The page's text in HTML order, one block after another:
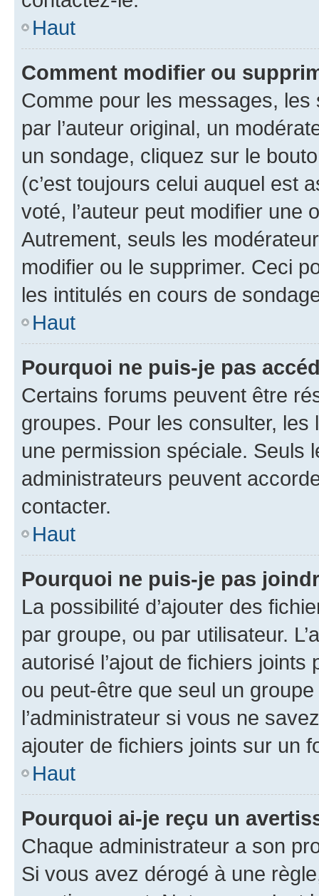
Haut
Comment modifier ou
Comme pour les messages,
par l’auteur original, un
un sondage, cliquez sur le
(c’est toujours celui auquel est
voté, l’auteur peut modifier une
Autrement, seuls les
modifier ou le supprimer. Ceci
les intitulés en cours de
Haut
Pourquoi ne puis-je pas
Certains forums peuvent être
groupes. Pour les consulter,
une permission spéciale. Seuls
administrateurs peuvent
contacter.
Haut
Pourquoi ne puis-je pas
La possibilité d’ajouter des
par groupe, ou par utilisateur.
autorisé l’ajout de fichiers
ou peut-être que seul un
l’administrateur si vous ne
ajouter de fichiers joints sur un
Haut
Pourquoi ai-je reçu un
Chaque administrateur a son
Si vous avez dérogé à une